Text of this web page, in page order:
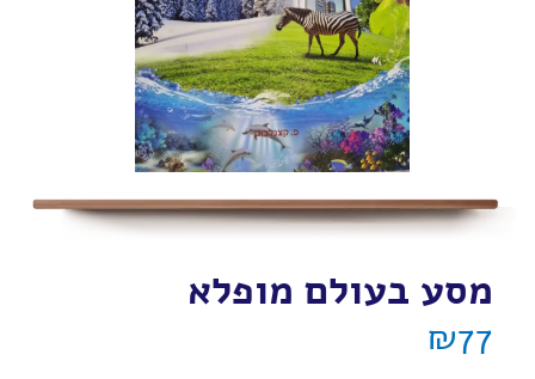
מסע בעולם מופלא
₪77